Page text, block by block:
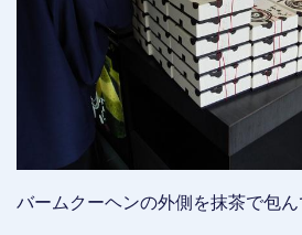
バームクーヘンの外側を抹茶で包ん